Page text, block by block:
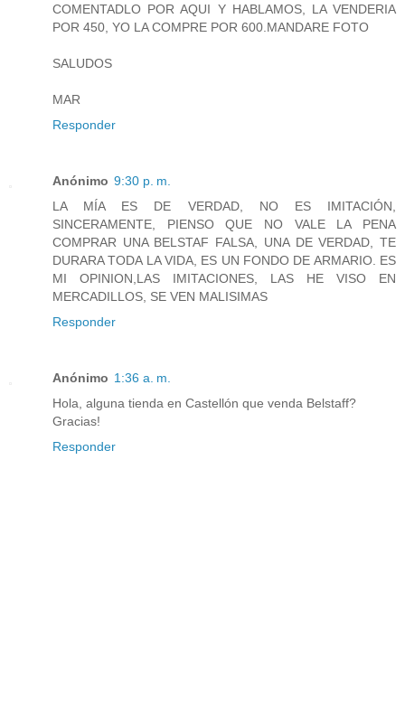
COMENTADLO POR AQUI Y HABLAMOS, LA VENDERIA
POR 450, YO LA COMPRE POR 600.MANDARE FOTO
SALUDOS
MAR
Responder
Anónimo 9:30 p. m.
LA MÍA ES DE VERDAD, NO ES IMITACIÓN,
SINCERAMENTE, PIENSO QUE NO VALE LA PENA
COMPRAR UNA BELSTAF FALSA, UNA DE VERDAD, TE
DURARA TODA LA VIDA, ES UN FONDO DE ARMARIO. ES
MI OPINION,LAS IMITACIONES, LAS HE VISO EN
MERCADILLOS, SE VEN MALISIMAS
Responder
Anónimo 1:36 a. m.
Hola, alguna tienda en Castellón que venda Belstaff?
Gracias!
Responder